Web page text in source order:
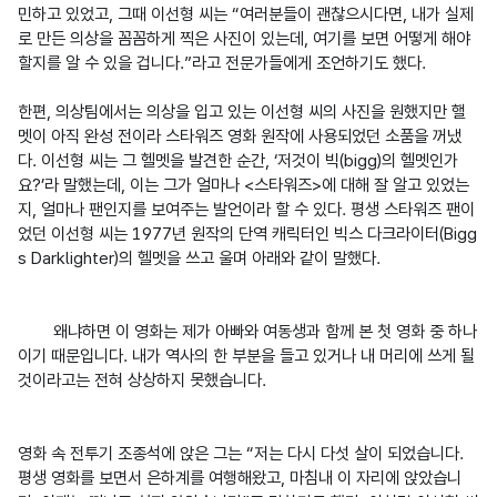
민하고 있었고, 그때 이선형 씨는 “여러분들이 괜찮으시다면, 내가 실제
로 만든 의상을 꼼꼼하게 찍은 사진이 있는데, 여기를 보면 어떻게 해야
할지를 알 수 있을 겁니다.”라고 전문가들에게 조언하기도 했다.
한편, 의상팀에서는 의상을 입고 있는 이선형 씨의 사진을 원했지만 핼
멧이 아직 완성 전이라 스타워즈 영화 원작에 사용되었던 소품을 꺼냈
다. 이선형 씨는 그 헬멧을 발견한 순간, ‘저것이 빅(bigg)의 헬멧인가
요?’라 말했는데, 이는 그가 얼마나 <스타워즈>에 대해 잘 알고 있었는
지, 얼마나 팬인지를 보여주는 발언이라 할 수 있다. 평생 스타워즈 팬이
었던 이선형 씨는 1977년 원작의 단역 캐릭터인 빅스 다크라이터(Bigg
s Darklighter)의 헬멧을 쓰고 울며 아래와 같이 말했다.
왜냐하면 이 영화는 제가 아빠와 여동생과 함께 본 첫 영화 중 하나
이기 때문입니다. 내가 역사의 한 부분을 들고 있거나 내 머리에 쓰게 될
것이라고는 전혀 상상하지 못했습니다.
영화 속 전투기 조종석에 앉은 그는 “저는 다시 다섯 살이 되었습니다.
평생 영화를 보면서 은하계를 여행해왔고, 마침내 이 자리에 앉았습니